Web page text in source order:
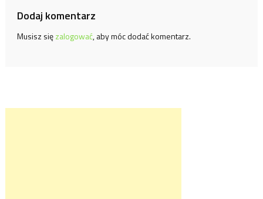
Dodaj komentarz
Musisz sięzalogować, aby móc dodać komentarz.